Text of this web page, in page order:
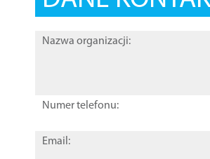
Nazwa organizacji:
Numer telefonu:
Email: